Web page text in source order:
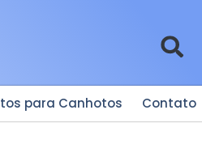
para Canhotos Contato